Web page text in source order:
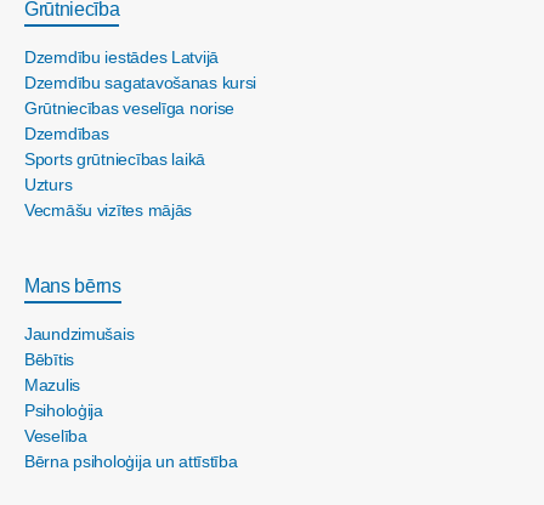
Grūtniecība
Dzemdību iestādes Latvijā
Dzemdību sagatavošanas kursi
Grūtniecības veselīga norise
Dzemdības
Sports grūtniecības laikā
Uzturs
Vecmāšu vizītes mājās
Mans bērns
Jaundzimušais
Bēbītis
Mazulis
Psiholoģija
Veselība
Bērna psiholoģija un attīstība